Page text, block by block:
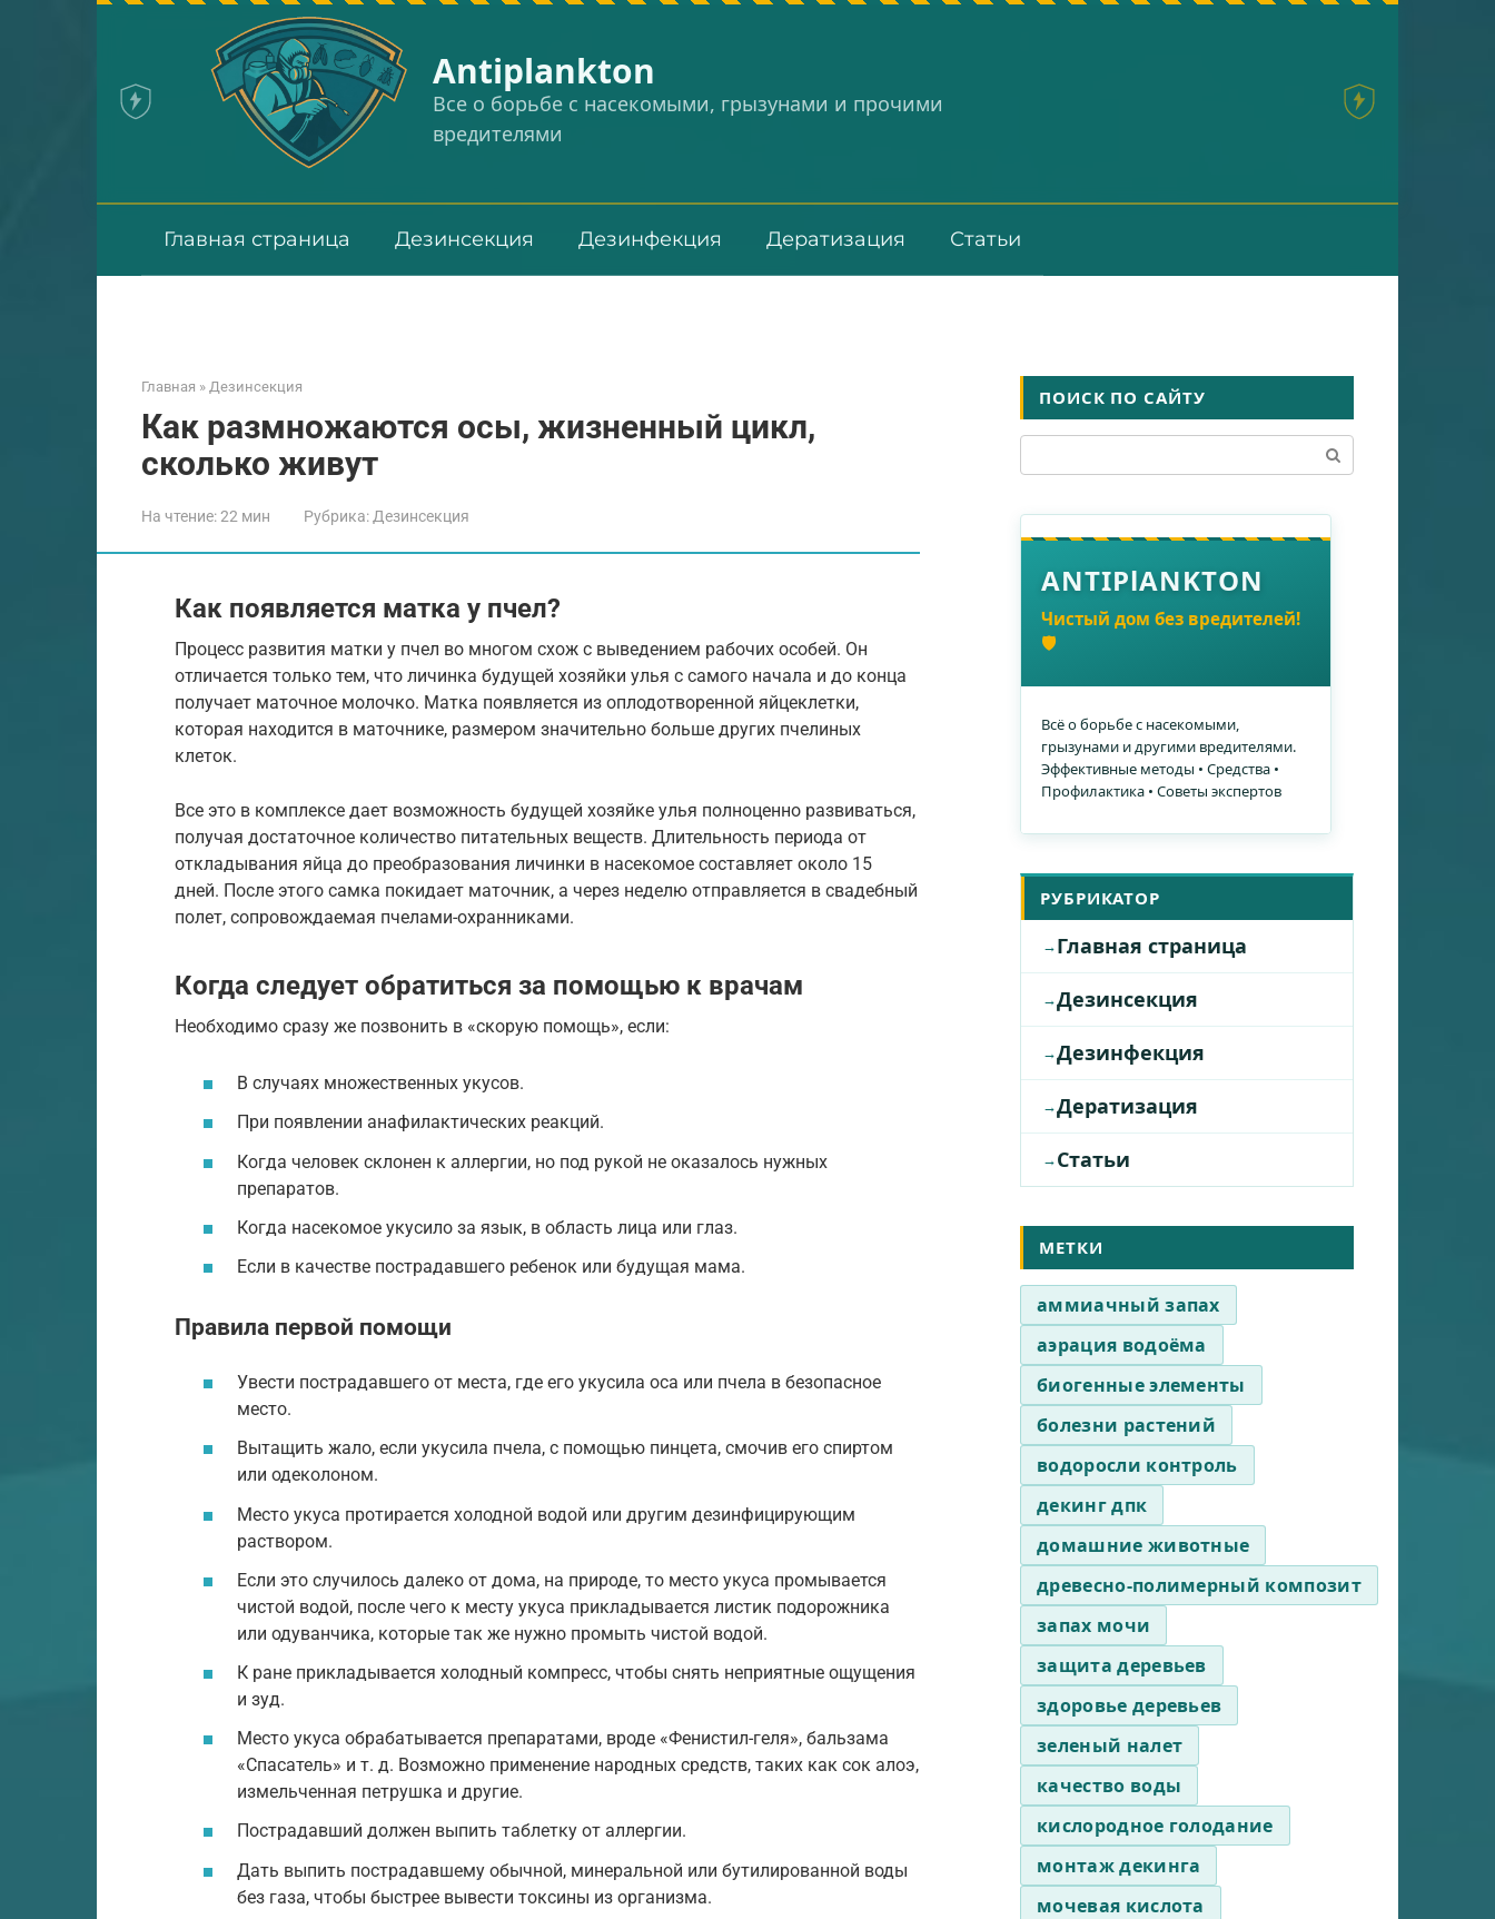
Аntiplankton
Все о борьбе с насекомыми, грызунами и прочими
вредителями
Главная страница Дезинсекция Дезинфекция Дератизация Статьи
Главная » Дезинсекция
Как размножаются осы, жизненный цикл,
сколько живут
На чтение:22 мин Рубрика: Дезинсекция
Как появляется матка у пчел?
Процесс развития матки у пчел во многом схож с выведением рабочих особей. Он
отличается только тем, что личинка будущей хозяйки улья с самого начала и до конца
получает маточное молочко. Матка появляется из оплодотворенной яйцеклетки,
которая находится в маточнике, размером значительно больше других пчелиных
клеток.
Все это в комплексе дает возможность будущей хозяйке улья полноценно развиваться,
получая достаточное количество питательных веществ. Длительность периода от
откладывания яйца до преобразования личинки в насекомое составляет около 15
дней. После этого самка покидает маточник, а через неделю отправляется в свадебный
полет, сопровождаемая пчелами-охранниками.
Когда следует обратиться за помощью к врачам
Необходимо сразу же позвонить в «скорую помощь», если:
В случаях множественных укусов.
При появлении анафилактических реакций.
Когда человек склонен к аллергии, но под рукой не оказалось нужных
препаратов.
Когда насекомое укусило за язык, в область лица или глаз.
Если в качестве пострадавшего ребенок или будущая мама.
Правила первой помощи
Увести пострадавшего от места, где его укусила оса или пчела в безопасное
место.
Вытащить жало, если укусила пчела, с помощью пинцета, смочив его спиртом
или одеколоном.
Место укуса протирается холодной водой или другим дезинфицирующим
раствором.
Если это случилось далеко от дома, на природе, то место укуса промывается
чистой водой, после чего к месту укуса прикладывается листик подорожника
или одуванчика, которые так же нужно промыть чистой водой.
К ране прикладывается холодный компресс, чтобы снять неприятные ощущения
и зуд.
Место укуса обрабатывается препаратами, вроде «Фенистил-геля», бальзама
«Спасатель» и т. д. Возможно применение народных средств, таких как сок алоэ,
измельченная петрушка и другие.
Пострадавший должен выпить таблетку от аллергии.
Дать выпить пострадавшему обычной, минеральной или бутилированной воды
без газа, чтобы быстрее вывести токсины из организма.
ПОИСК ПО САЙТУ
ANTIPlANKTON
Чистый дом без вредителей!
🛡️
Всё о борьбе с насекомыми,
грызунами и другими вредителями.
Эффективные методы • Средства •
Профилактика • Советы экспертов
РУБРИКАТОР
Главная страница
Дезинсекция
Дезинфекция
Дератизация
Статьи
МЕТКИ
аммиачный запах
аэрация водоёма
биогенные элементы
болезни растений
водоросли контроль
декинг дпк
домашние животные
древесно-полимерный композит
запах мочи
защита деревьев
здоровье деревьев
зеленый налет
качество воды
кислородное голодание
монтаж декинга
мочевая кислота